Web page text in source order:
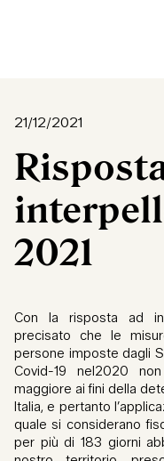
21/12/2021
2021
Con la risposta ad
precisato che le
persone imposte dagli
Covid-19 nel2020
maggiore ai fini della
Italia, e pertanto
quale si considerano
per più di 183 giorni